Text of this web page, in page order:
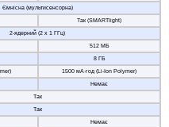
Ємнісна (мультисенсорна)
Так (SMARTlight)
2-ядерний (2 х 1 ГГц)
512 МБ
8 ГБ
1500 мА·год (Li-Ion Polymer)
Немає
Так
Так
Немає